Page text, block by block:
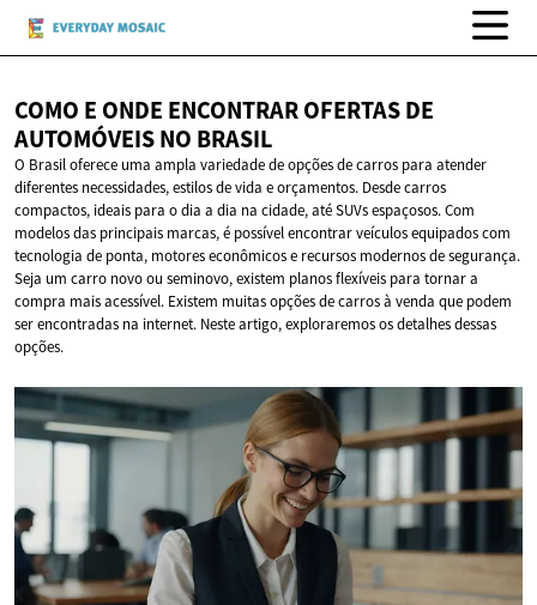
COMO E ONDE ENCONTRAR OFERTAS DE
AUTOMÓVEISNO BRASIL
O Brasil oferece uma ampla variedade de opções de carros para atender
diferentes necessidades, estilos de vida e orçamentos. Desde carros
compactos, ideais para o dia a dia na cidade, até SUVs espaçosos. Com
modelos das principais marcas, é possível encontrar veículos equipados com
tecnologia de ponta, motores econômicos e recursos modernos de segurança.
Seja um carro novo ou seminovo, existem planos flexíveis para tornar a
compra mais acessível. Existem muitas opções de carros à venda que podem
ser encontradas na internet. Neste artigo, exploraremos os detalhes dessas
opções.